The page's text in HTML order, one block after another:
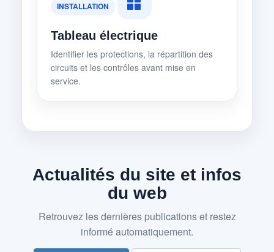
INSTALLATION
Tableau électrique
Identifier les protections, la répartition des
circuits et les contrôles avant mise en
service.
Actualités du site et infos
du web
Retrouvez les dernières publications et restez
informé automatiquement.